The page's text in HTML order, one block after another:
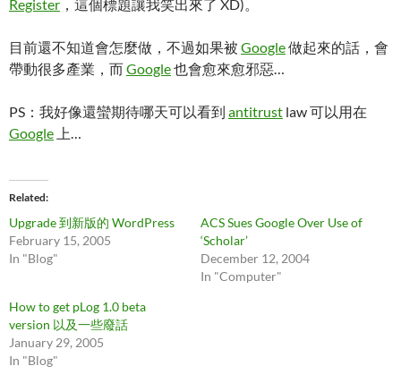
Register ，這個標題讓我笑出來了 XD)。
目前還不知道會怎麼做，不過如果被 Google做起來的話，會
帶動很多產業，而Google也會愈來愈邪惡…
PS：我好像還蠻期待哪天可以看到 antitrust law 可以用在
Google 上…
Related
Upgrade 到新版的 WordPress
February 15, 2005
In "Blog"
ACS Sues Google Over Use of
‘Scholar’
December 12, 2004
In "Computer"
How to get pLog 1.0 beta
version 以及一些廢話
January 29, 2005
In "Blog"